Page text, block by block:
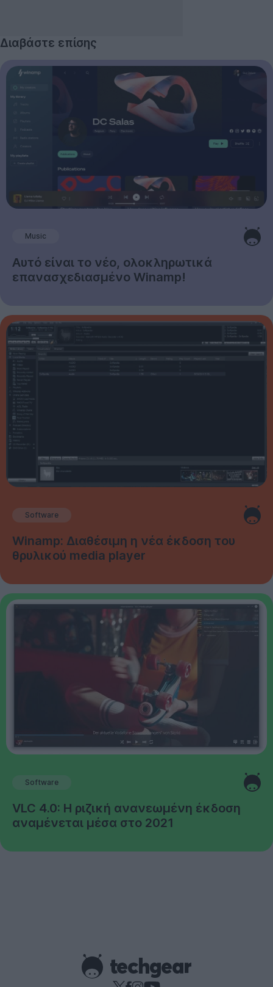
Διαβάστε επίσης
Music
Αυτό είναι το νέο, ολοκληρωτικά
επανασχεδιασμένο Winamp!
Software
Winamp: Διαθέσιμη η νέα έκδοση του
θρυλικού media player
Software
VLC 4.0: Η ριζική ανανεωμένη έκδοση
αναμένεται μέσα στο 2021